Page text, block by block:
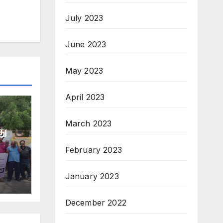
July 2023
June 2023
May 2023
April 2023
March 2023
February 2023
January 2023
December 2022